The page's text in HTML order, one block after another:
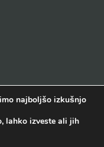
najboljšo izkušnjo
lahko izveste ali jih